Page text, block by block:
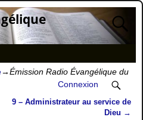
→Émission Radio Évangélique du
Connexion
9 – Administrateur au service de
Dieu →